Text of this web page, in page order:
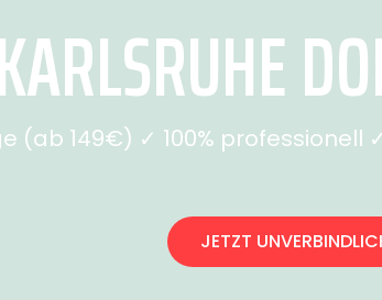
(ab 149€) ✓ 100%
JETZT